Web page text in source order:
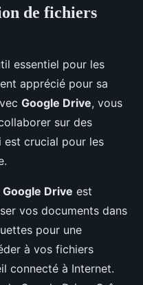
de fichiers
essentiel pour les
apprécié pour sa
Google Drive, vous
sur des
est crucial pour les
Google Drive est
vos documents dans
pour une
à vos fichiers
connecté à Internet.